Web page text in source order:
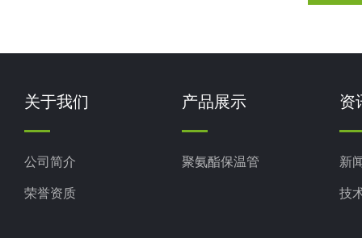
关于我们
公司简介
荣誉资质
产品展示
聚氨酯保温管
资
新
技